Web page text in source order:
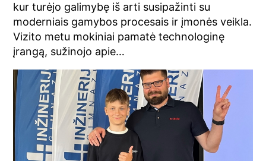
kur turėjo galimybę iš arti susipažinti su
moderniais gamybos procesais ir įmonės veikla.
Vizito metu mokiniai pamatė technologinę
įrangą, sužinojo apie…